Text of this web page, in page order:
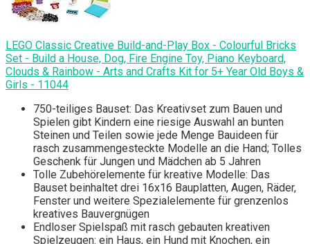
LEGO Classic Creative Build-and-Play Box - Colourful Bricks
Set - Build a House, Dog, Fire Engine Toy, Piano Keyboard,
Clouds & Rainbow - Arts and Crafts Kit for 5+ Year Old Boys &
Girls - 11044
750-teiliges Bauset: Das Kreativset zum Bauen und
Spielen gibt Kindern eine riesige Auswahl an bunten
Steinen und Teilen sowie jede Menge Bauideen für
rasch zusammengesteckte Modelle an die Hand; Tolles
Geschenk für Jungen und Mädchen ab 5 Jahren
Tolle Zubehörelemente für kreative Modelle: Das
Bauset beinhaltet drei 16x16 Bauplatten, Augen, Räder,
Fenster und weitere Spezialelemente für grenzenlos
kreatives Bauvergnügen
Endloser Spielspaß mit rasch gebauten kreativen
Spielzeugen: ein Haus, ein Hund mit Knochen, ein